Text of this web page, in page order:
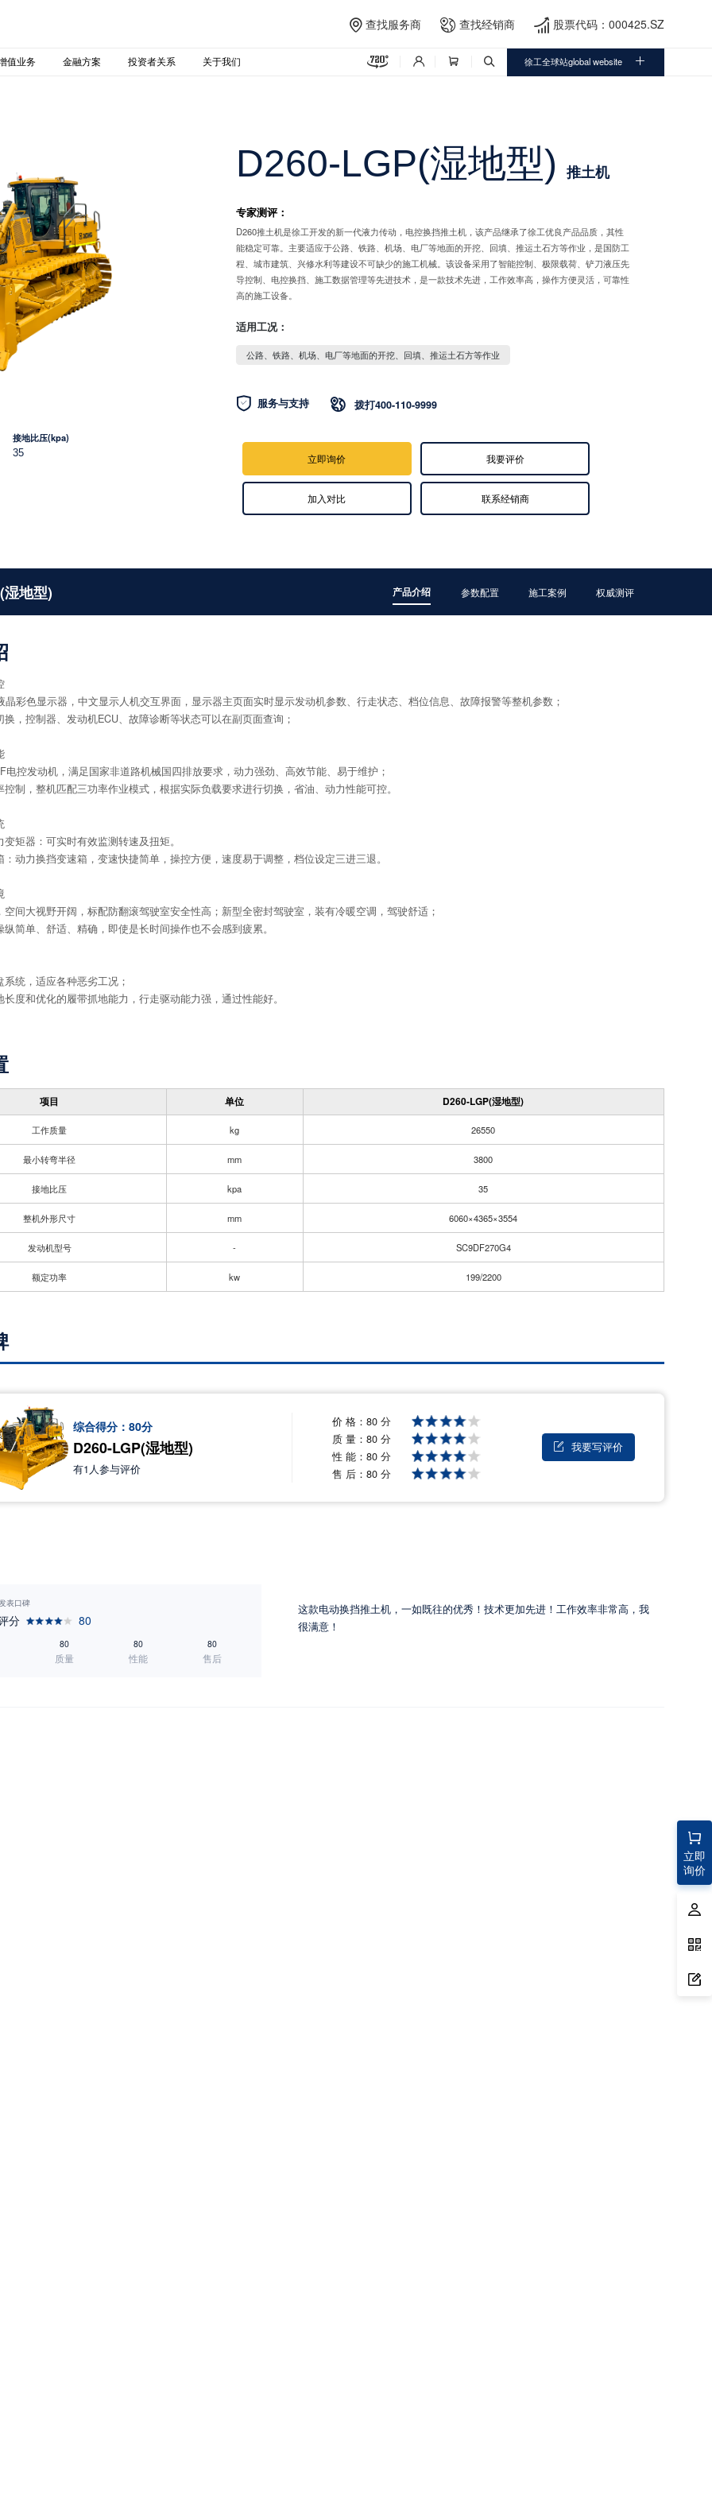
 查找服务商  查找经销商  股票代码：000425.SZ
值业务 金融方案 投资者关系 关于我们     徐工全球站global website 
接地比压(kpa)
35
D260-LGP(湿地型) 推土机
专家测评：
D260推土机是徐工开发的新一代液力传动，电控换挡推土机，该产品继承了徐工优良产品品质，其性
能稳定可靠。主要适应于公路、铁路、机场、电厂等地面的开挖、回填、推运土石方等作业，是国防工
程、城市建筑、兴修水利等建设不可缺少的施工机械。该设备采用了智能控制、极限载荷、铲刀液压先
导控制、电控换挡、施工数据管理等先进技术，是一款技术先进，工作效率高，操作方便灵活，可靠性
高的施工设备。
适用工况：
公路、铁路、机场、电厂等地面的开挖、回填、推运土石方等作业
 服务与支持  拨打400-110-9999
立即询价 我要评价
加入对比 联系经销商
地型) 产品介绍 参数配置 施工案例 权威测评
晶彩色显示器，中文显示人机交互界面，显示器主页面实时显示发动机参数、行走状态、档位信息、故障报警等整机参数；
，控制器、发动机ECU、故障诊断等状态可以在副页面查询；
电控发动机，满足国家非道路机械国四排放要求，动力强劲、高效节能、易于维护；
制，整机匹配三功率作业模式，根据实际负载要求进行切换，省油、动力性能可控。
矩器：可实时有效监测转速及扭矩。
动力换挡变速箱，变速快捷简单，操控方便，速度易于调整，档位设定三进三退。
间大视野开阔，标配防翻滚驾驶室安全性高；新型全密封驾驶室，装有冷暖空调，驾驶舒适；
纵简单、舒适、精确，即使是长时间操作也不会感到疲累。
统，适应各种恶劣工况；
度和优化的履带抓地能力，行走驱动能力强，通过性能好。
项目 单位 D260-LGP(湿地型)
工作质量 kg 26550
最小转弯半径 mm 3800
接地比压 kpa 35
整机外形尺寸 mm 6060×4365×3554
发动机型号 - SC9DF270G4
额定功率 kw 199/2200
综合得分：80分
D260-LGP(湿地型)
有1 人参与评价
价 格：80 分
质 量：80 分
性 能：80 分
售 后：80 分
 我要写评价
表口碑
分 80
80
质量
80
性能
80
售后
这款电动换挡推土机，一如既往的优秀！技术更加先进！工作效率非常高，我
很满意！
立即
询价